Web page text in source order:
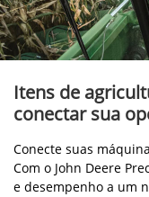
Itens de
conectar sua
Conecte suas
Com o John Deere
e desempenho a um